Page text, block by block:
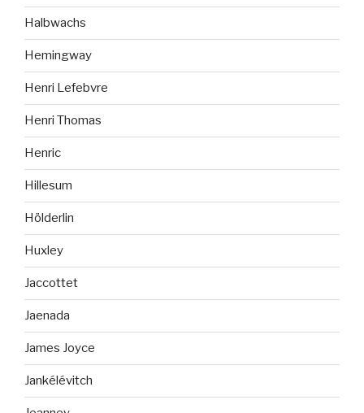
Halbwachs
Hemingway
Henri Lefebvre
Henri Thomas
Henric
Hillesum
Hölderlin
Huxley
Jaccottet
Jaenada
James Joyce
Jankélévitch